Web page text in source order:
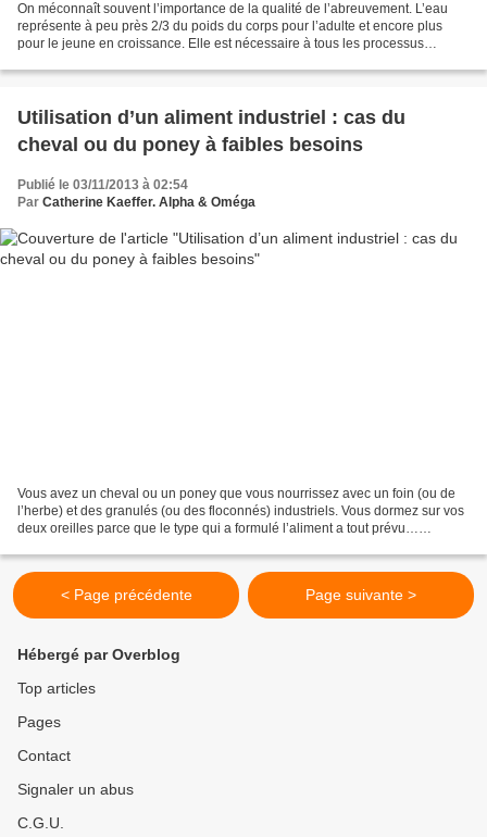
On méconnaît souvent l’importance de la qualité de l’abreuvement. L’eau
représente à peu près 2/3 du poids du corps pour l’adulte et encore plus
pour le jeune en croissance. Elle est nécessaire à tous les processus
Utilisation d’un aliment industriel : cas du
cheval ou du poney à faibles besoins
Publié le 03/11/2013 à 02:54
Par Catherine Kaeffer. Alpha & Oméga
Vous avez un cheval ou un poney que vous nourrissez avec un foin (ou de
l’herbe) et des granulés (ou des floconnés) industriels. Vous dormez sur vos
deux oreilles parce que le type qui a formulé l’aliment a tout prévu…
< Page précédente Page suivante >
Hébergé par Overblog
Top articles
Pages
Contact
Signaler un abus
C.G.U.